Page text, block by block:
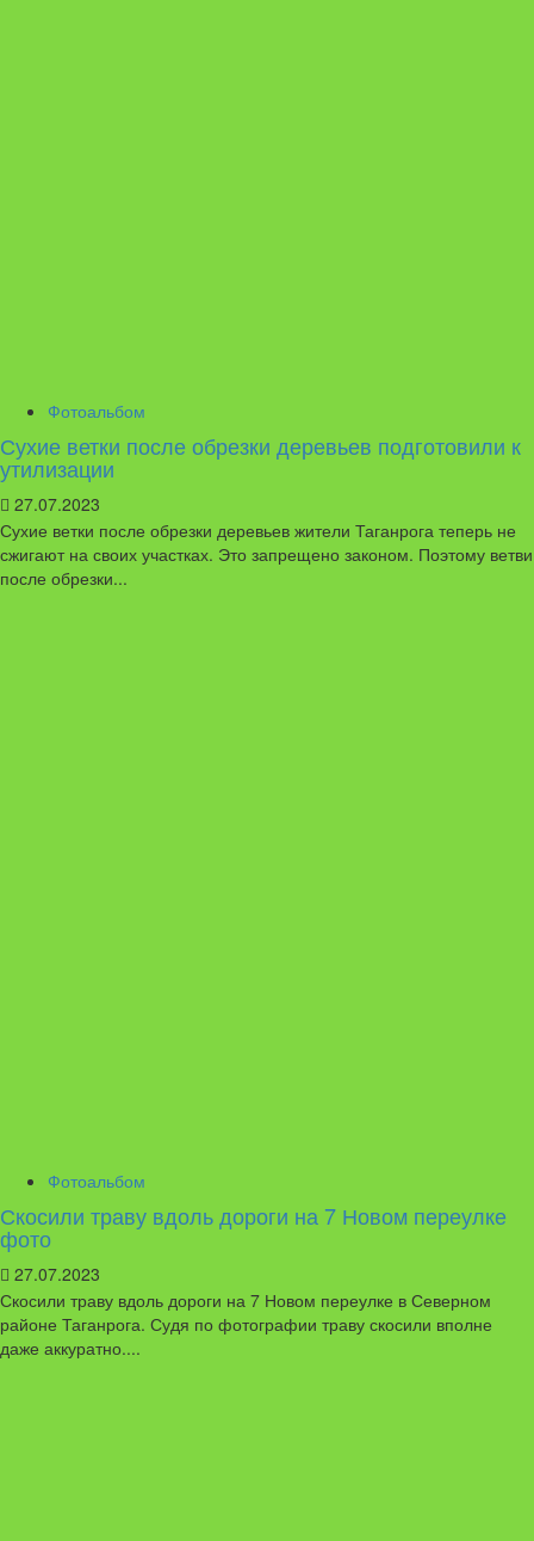
Фотоальбом
Сухие ветки после обрезки деревьев подготовили к
утилизации
27.07.2023
Сухие ветки после обрезки деревьев жители Таганрога теперь не
сжигают на своих участках. Это запрещено законом. Поэтому ветви
после обрезки...
Фотоальбом
Скосили траву вдоль дороги на 7 Новом переулке
фото
27.07.2023
Скосили траву вдоль дороги на 7 Новом переулке в Северном
районе Таганрога. Судя по фотографии траву скосили вполне
даже аккуратно....